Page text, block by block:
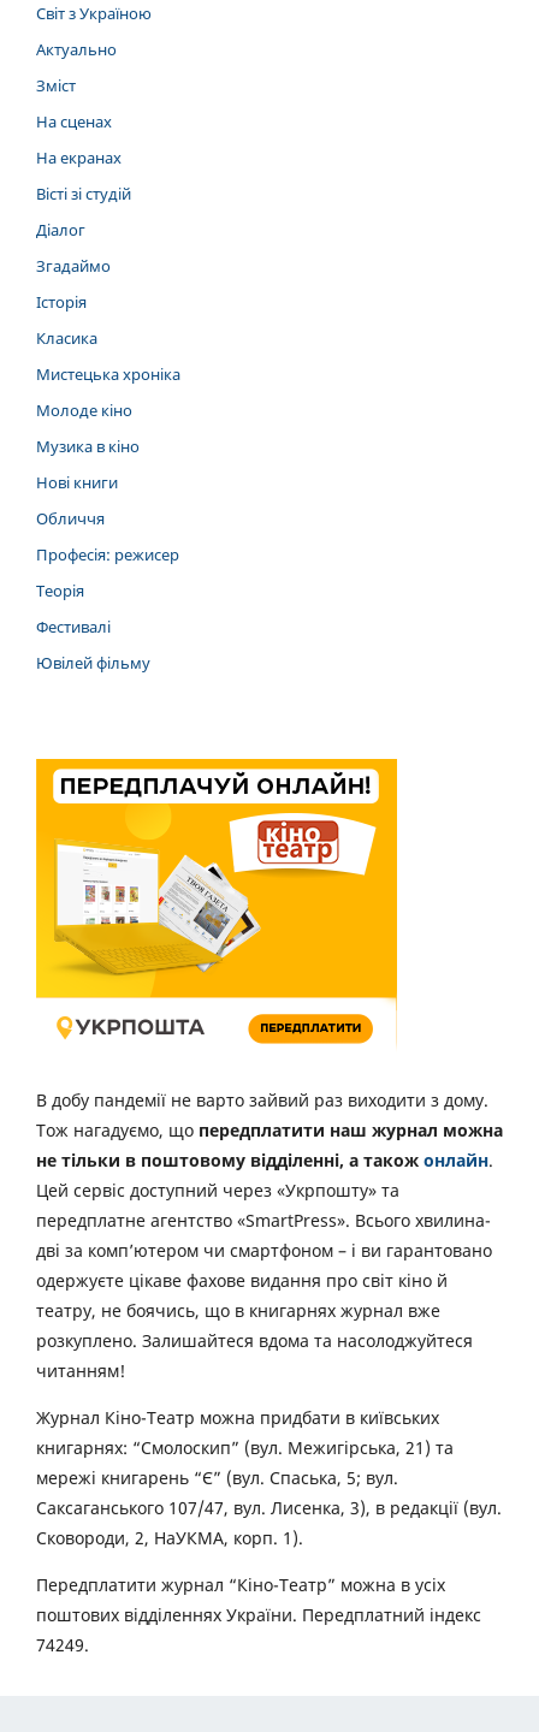
Світ з Україною
Актуально
Зміст
На сценах
На екранах
Вісті зі студій
Діалог
Згадаймо
Історія
Класика
Мистецька хроніка
Молоде кіно
Музика в кіно
Нові книги
Обличчя
Професія: режисер
Теорія
Фестивалі
Ювілей фільму
В добу пандемії не варто зайвий раз виходити з дому.
Тож нагадуємо, що передплатити наш журнал можна
не тільки в поштовому відділенні, а також онлайн.
Цей сервіс доступний через «Укрпошту» та
передплатне агентство «SmartPress». Всього хвилина-
дві за комп’ютером чи смартфоном – і ви гарантовано
одержуєте цікаве фахове видання про світ кіно й
театру, не боячись, що в книгарнях журнал вже
розкуплено. Залишайтеся вдома та насолоджуйтеся
читанням!
Журнал Кіно-Театр можна придбати в київських
книгарнях: “Смолоскип” (вул. Межигірська, 21) та
мережі книгарень “Є” (вул. Спаська, 5; вул.
Саксаганського 107/47, вул. Лисенка, 3), в редакції (вул.
Сковороди, 2, НаУКМА, корп. 1).
Передплатити журнал “Кіно-Театр” можна в усіх
поштових відділеннях України. Передплатний індекс
74249.